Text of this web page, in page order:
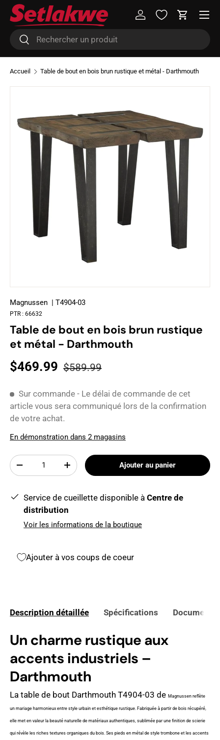
Aller au contenu
Recherche
Rechercher
Se connecterPanier
Menu
Accueil Table de bout en bois brun rustique et métal - Darthmouth
Magnussen | T4904-03
PTR : 66632
Table de bout en bois brun rustique
et métal - Darthmouth
$469.99 $589.99
Sur commande - Le délai de commande de cet
article vous sera communiqué lors de la confirmation
de votre achat.
En démonstration dans 2 magasins
Qté
-
+ Ajouter au panier
Service de cueillette disponible à Centre de
distribution
Voir les informations de la boutique
Ajouter à vos coups de coeur
Description détaillée Spécifications Documents
Un charme rustique aux
accents industriels –
Darthmouth
La table de bout Darthmouth T4904-03 de Magnussen reflète
un mariage harmonieux entre style urbain et esthétique rustique. Fabriquée à partir de bois récupéré,
elle met en valeur la beauté naturelle de matériaux authentiques, sublimée par une finition de scierie
qui révèle les riches textures organiques du bois. Ses pieds en métal de style trombone et les accents